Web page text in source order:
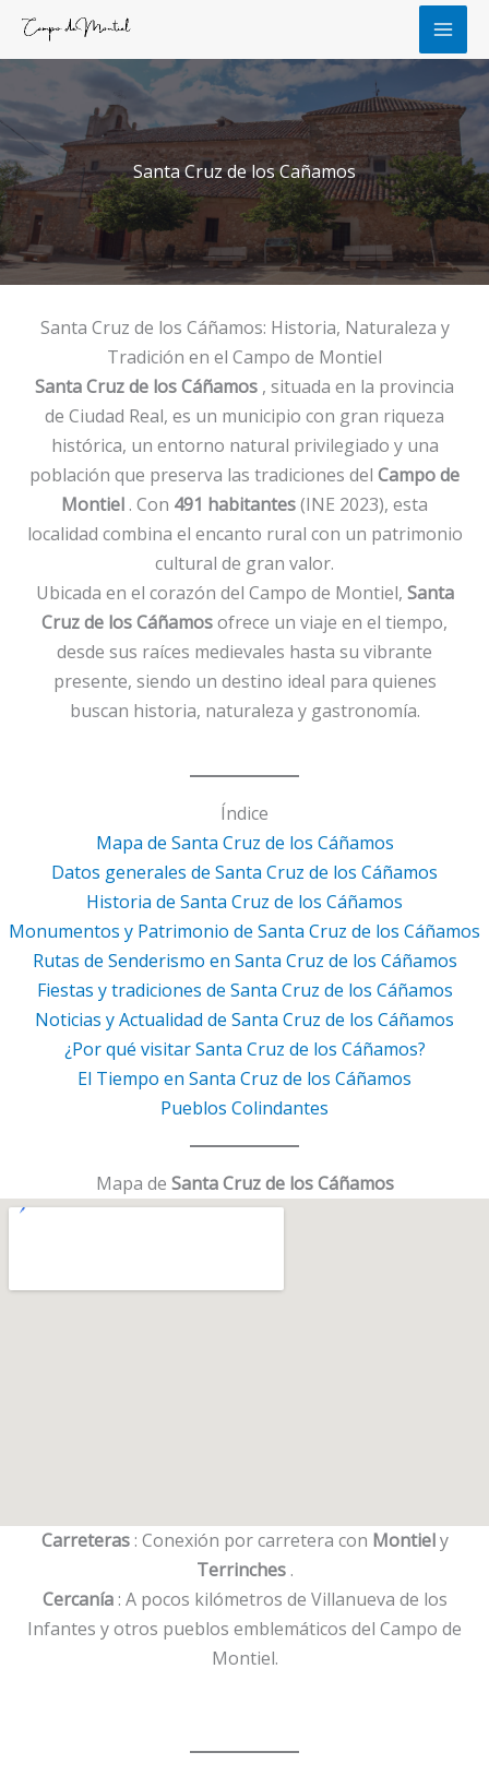
Santa Cruz de los Cañamos
Santa Cruz de los Cáñamos: Historia, Naturaleza y
Tradición en el Campo de Montiel
Santa Cruz de los Cáñamos , situada en la provincia
de Ciudad Real, es un municipio con gran riqueza
histórica, un entorno natural privilegiado y una
población que preserva las tradiciones del Campo de
Montiel . Con 491 habitantes(INE 2023), esta
localidad combina el encanto rural con un patrimonio
cultural de gran valor.
Ubicada en el corazón del Campo de Montiel, Santa
Cruz de los Cáñamosofrece un viaje en el tiempo,
desde sus raíces medievales hasta su vibrante
presente, siendo un destino ideal para quienes
buscan historia, naturaleza y gastronomía.
Índice
Mapa de Santa Cruz de los Cáñamos
Datos generales de Santa Cruz de los Cáñamos
Historia de Santa Cruz de los Cáñamos
Monumentos y Patrimonio de Santa Cruz de los Cáñamos
Rutas de Senderismo en Santa Cruz de los Cáñamos
Fiestas y tradiciones de Santa Cruz de los Cáñamos
Noticias y Actualidad de Santa Cruz de los Cáñamos
¿Por qué visitar Santa Cruz de los Cáñamos?
El Tiempo en Santa Cruz de los Cáñamos
Pueblos Colindantes
Mapa de Santa Cruz de los Cáñamos
Carreteras: Conexión por carretera con Montiely
Terrinches.
Cercanía: A pocos kilómetros de Villanueva de los
Infantes y otros pueblos emblemáticos del Campo de
Montiel.